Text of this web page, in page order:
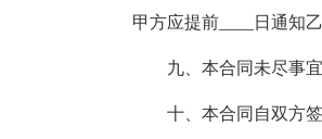
甲方应提前____日通知
九、本合同未尽事宜
十、本合同自双方签